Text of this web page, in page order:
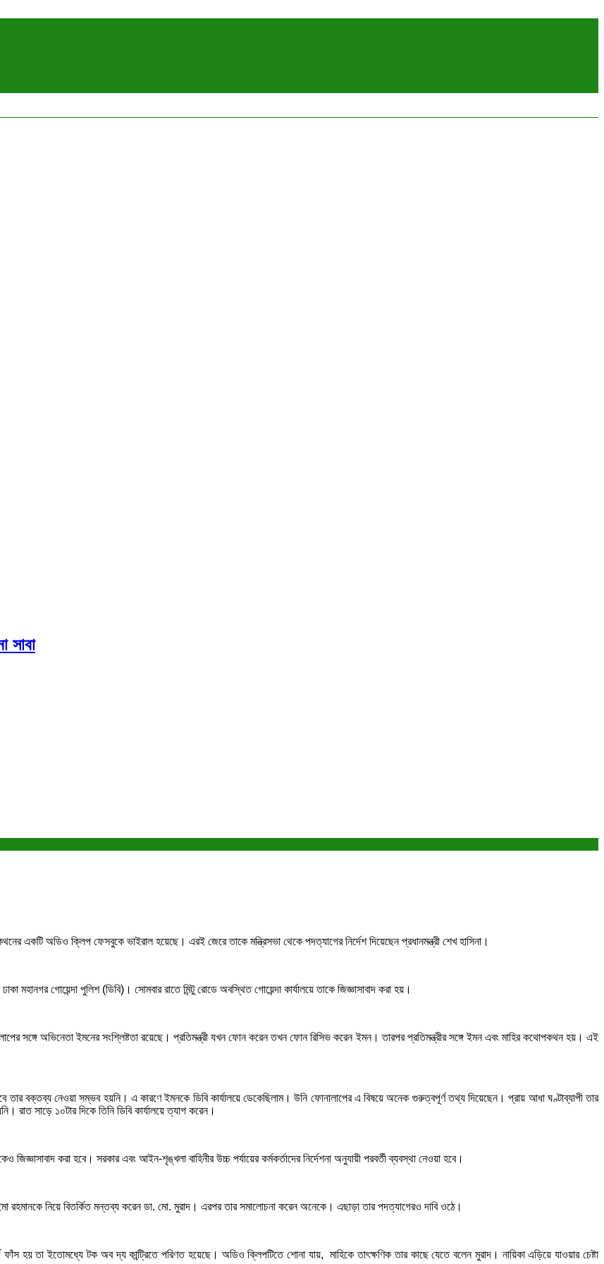
সাবা
একটি অডিও ক্লিপ ফেসবুকে ভাইরাল হয়েছে। এরই জেরে তাকে মন্ত্রিসভা থেকে পদত্যাগের নির্দেশ দিয়েছেন প্রধানমন্ত্রী শেখ হাসিনা।
গোয়েন্দা পুলিশ (ডিবি)। সোমবার রাতে মিন্টু রোডে অবস্থিত গোয়েন্দা কার্যালয়ে তাকে জিজ্ঞাসাবাদ করা হয়।
সঙ্গে অভিনেতা ইমনের সংশ্লিষ্টতা রয়েছে। প্রতিমন্ত্রী যখন ফোন করেন তখন ফোন রিসিভ করেন ইমন। তারপর প্রতিমন্ত্রীর সঙ্গে ইমন এবং মাহির কথোপকথন হয়। এই
বক্তব্য নেওয়া সম্ভব হয়নি। এ কারণে ইমনকে ডিবি কার্যালয়ে ডেকেছিলাম। উনি ফোনালাপের এ বিষয়ে অনেক গুরুত্বপূর্ণ তথ্য দিয়েছেন। প্রায় আধা ঘণ্টাব্যাপী তার
রাত সাড়ে ১০টার দিকে তিনি ডিবি কার্যালয়ে ত্যাগ করেন।
জিজ্ঞাসাবাদ করা হবে। সরকার এবং আইন-শৃঙ্খলা বাহিনীর উচ্চ পর্যায়ের কর্মকর্তাদের নির্দেশনা অনুযায়ী পরবর্তী ব্যবস্থা নেওয়া হবে।
রহমানকে নিয়ে বিতর্কিত মন্তব্য করেন ডা. মো. মুরাদ। এরপর তার সমালোচনা করেন অনেকে। এছাড়া তার পদত্যাগেরও দাবি ওঠে।
হয় তা ইতোমধ্যে টক অব দ্য কান্ট্রিতে পরিণত হয়েছে। অডিও ক্লিপটিতে শোনা যায়, মাহিকে তাৎক্ষণিক তার কাছে যেতে বলেন মুরাদ। নায়িকা এড়িয়ে যাওয়ার চেষ্টা